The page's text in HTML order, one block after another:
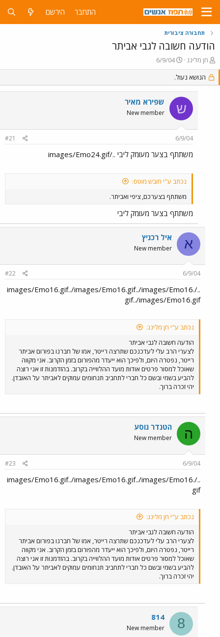
התחבר הירשם
תחבורה ציבורית
הודעה חשובה לגבי אביתר
פ
ו
ת
ח
חן מלינג
פ
ו
ר
ס
ב
א
ר
6/9/04
הנושא נעול.
ש שפירא מאיר
New member
6/9/04
#21
משתתף בצער מעומק ליבי ../images/Emo24.gif
נכתב ע"י חובש מוטס:
משתתף בצערכם, ציפי ואביתר.
משתתף בצער מעומק ליבי
א איל רכניץ
New member
6/9/04
#22
../images/Emo16.gif../images/Emo16.gif../images/Emo16.
gif../images/Emo16.gif
נכתב ע"י חן מלינג:
הודעה חשובה לגבי אביתר
לצערי הרב עלי לעדכנכם שתרצה רייטר, אמו של חברנו בפורום אביתר
רייטר, נפטרה היום, ולפיכך הוא ייעדר מהפורום בזמן הקרוב. אני מקווה
שאוכל למסור פרטים אודות מועד ההלווייה בקרוב. בהזדמנות זו אני רוצה
להביע בשמי ובשם כל חברי לתחביב תנחומים עמוקים לאביתר על האובדן.
יהי זכרה ברוך.
ה הטנדר נוסע
New member
6/9/04
#23
../images/Emo16.gif../images/Emo16.gif../images/Emo16.
gif
נכתב ע"י חן מלינג:
הודעה חשובה לגבי אביתר
לצערי הרב עלי לעדכנכם שתרצה רייטר, אמו של חברנו בפורום אביתר
רייטר, נפטרה היום, ולפיכך הוא ייעדר מהפורום בזמן הקרוב. אני מקווה
שאוכל למסור פרטים אודות מועד ההלווייה בקרוב. בהזדמנות זו אני רוצה
להביע בשמי ובשם כל חברי לתחביב תנחומים עמוקים לאביתר על האובדן.
יהי זכרה ברוך.
8
814
New member